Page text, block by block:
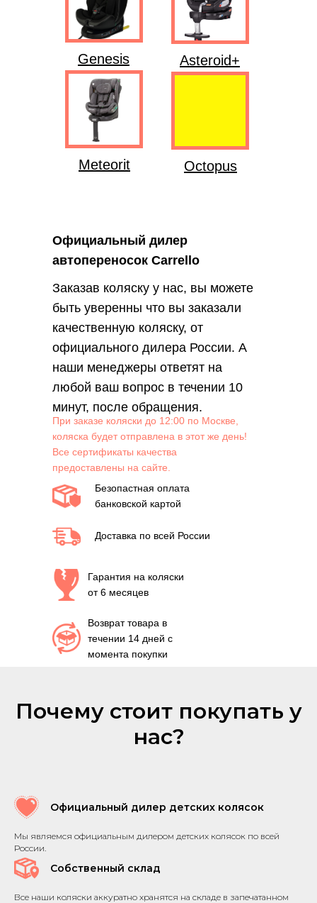
Genesis
Meteorit Octopus
Asteroid+
Официальный дилер
автопереносок Carrello
Заказав коляску у нас, вы можете
быть уверенны что вы заказали
качественную коляску, от
официального дилера России. А
наши менеджеры ответят на
любой ваш вопрос в течении 10
минут, после обращения.
При заказе коляски до 12:00 по Москве,
коляска будет отправлена в этот же день!
Все сертификаты качества
предоставлены на сайте.
Возврат товара в
течении 14 дней с
момента покупки
Гарантия на коляски
от 6 месяцев
Безопастная оплата
банковской картой
Доставка по всей России
Почему стоит покупать у
нас?
Официальный дилер детских колясок
Мы являемся официальным дилером детских колясок по всей
России.
Собственный склад
Все наши коляски аккуратно хранятся на складе в запечатанном